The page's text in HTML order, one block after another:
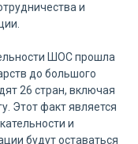
и
ШОС прошла
до большого
26 стран, включая
Этот факт является
и
будут оставаться